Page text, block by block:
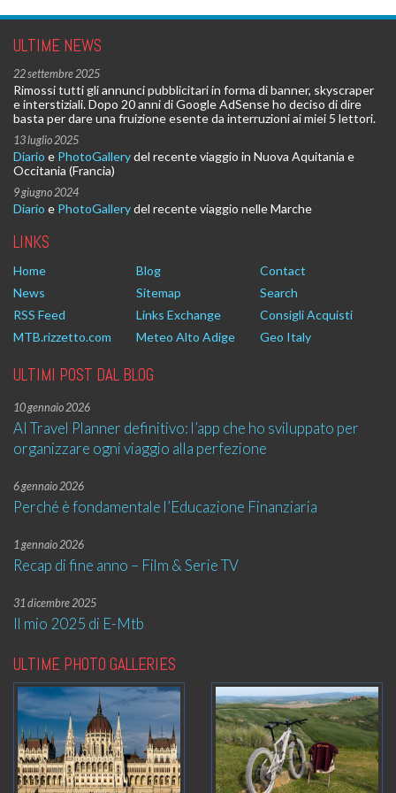
ULTIME NEWS
22 settembre 2025
Rimossi tutti gli annunci pubblicitari in forma di banner, skyscraper
e interstiziali. Dopo 20 anni di Google AdSense ho deciso di dire
basta per dare una fruizione esente da interruzioni ai miei 5 lettori.
13 luglio 2025
Diario e PhotoGallerydel recente viaggio in Nuova Aquitania e
Occitania (Francia)
9 giugno 2024
Diario e PhotoGallerydel recente viaggio nelle Marche
LINKS
Home Blog
Contact
News
Sitemap
Search
RSS Feed
Links Exchange
Consigli Acquisti
MTB.rizzetto.com
Meteo Alto Adige Geo Italy
ULTIMI POST DAL BLOG
10 gennaio 2026
AI Travel Planner definitivo: l’app che ho sviluppato per
organizzare ogni viaggio alla perfezione
6 gennaio 2026
Perché è fondamentale l’Educazione Finanziaria
1 gennaio 2026
Recap di fine anno – Film & Serie TV
31 dicembre 2025
Il mio 2025 di E-Mtb
ULTIME PHOTO GALLERIES